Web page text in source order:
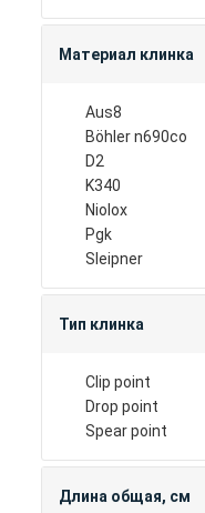
Материал клинка
aus8
böhler n690co
d2
k340
niolox
pgk
sleipner
Тип клинка
clip point
drop point
spear point
Длина общая, см